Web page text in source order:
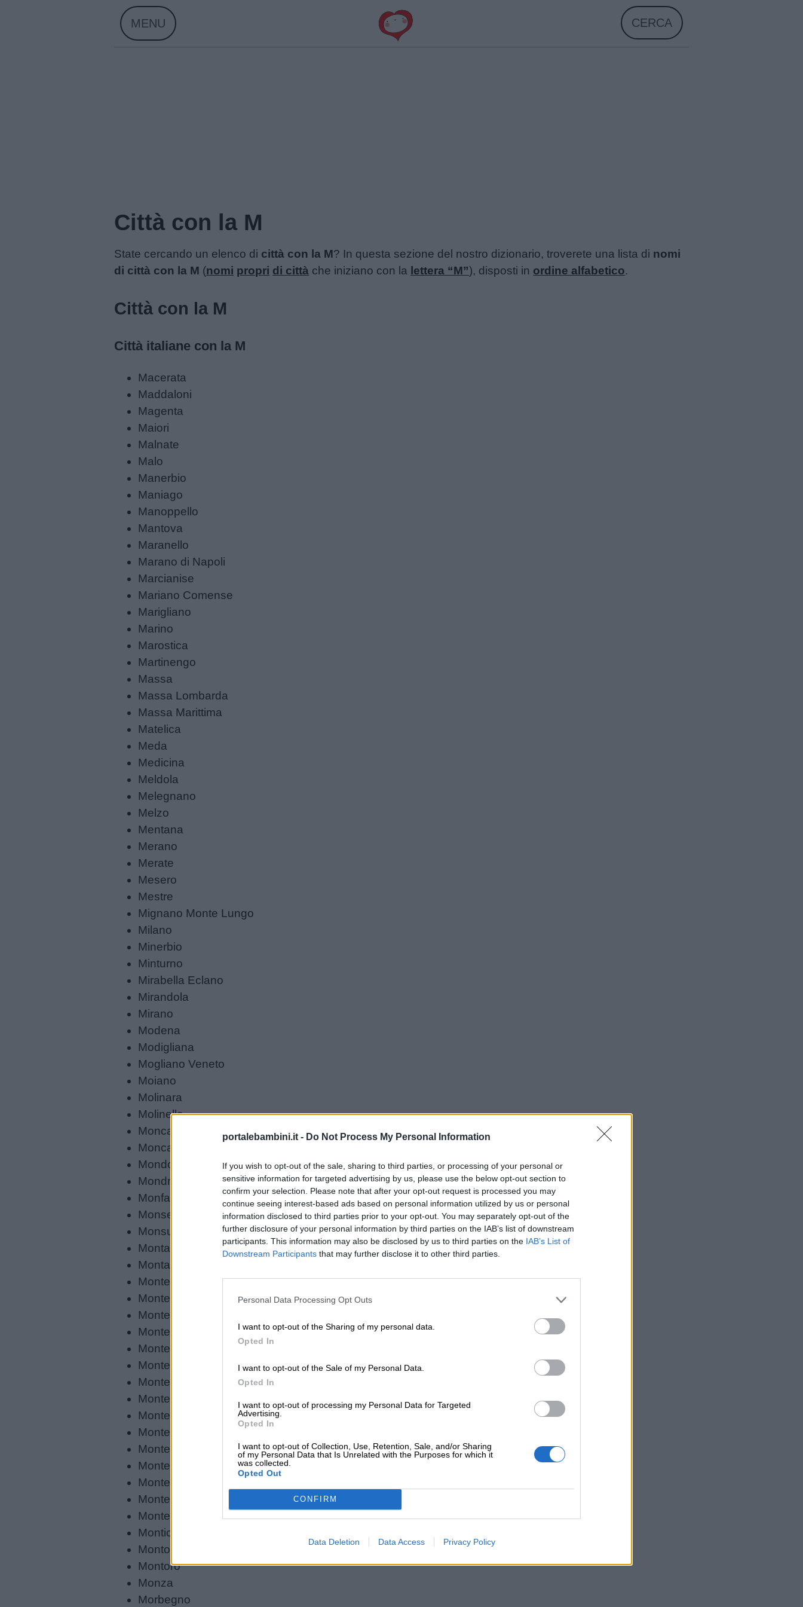
portalebambini.it - Do Not Process My Personal Information
If you wish to opt-out of the sale, sharing to third parties, or processing of your personal or
sensitive information for targeted advertising by us, please use the below opt-out section to
confirm your selection. Please note that after your opt-out request is processed you may
continue seeing interest-based ads based on personal information utilized by us or personal
information disclosed to third parties prior to your opt-out. You may separately opt-out of the
further disclosure of your personal information by third parties on the IAB’s list of downstream
participants. This information may also be disclosed by us to third parties on the IAB’s List of
Downstream Participants that may further disclose it to other third parties.
Personal Data Processing Opt Outs
I want to opt-out of the Sharing of my personal data.
Opted In
I want to opt-out of the Sale of my Personal Data.
Opted In
I want to opt-out of processing my Personal Data for Targeted
Advertising.
Opted In
I want to opt-out of Collection, Use, Retention, Sale, and/or Sharing
of my Personal Data that Is Unrelated with the Purposes for which it
was collected.
Opted Out
CONFIRM
Data Deletion Data Access Privacy Policy
MENU CERCA
Città con la M
State cercando un elenco di città con la M? In questa sezione del nostro dizionario, troverete una lista di nomi
di città con la M (nomi propri di città che iniziano con la lettera “M”), disposti in ordine alfabetico.
Città con la M
Città italiane con la M
Macerata
Maddaloni
Magenta
Maiori
Malnate
Malo
Manerbio
Maniago
Manoppello
Mantova
Maranello
Marano di Napoli
Marcianise
Mariano Comense
Marigliano
Marino
Marostica
Martinengo
Massa
Massa Lombarda
Massa Marittima
Matelica
Meda
Medicina
Meldola
Melegnano
Melzo
Mentana
Merano
Merate
Mesero
Mestre
Mignano Monte Lungo
Milano
Minerbio
Minturno
Mirabella Eclano
Mirandola
Mirano
Modena
Modigliana
Mogliano Veneto
Moiano
Molinara
Molinella
Moncalieri
Moncalvo
Mondovì
Mondragone
Monfalcone
Monselice
Monsummano Terme
Montagnana
Montalto delle Marche
Monte Porzio Catone
Monte San Savino
Montebbeluna
Montecassiano
Montecatini Terme
Montecchio Emilia
Montecchio Maggiore
Montefalco
Montegrotto Terme
Montepulciano
Montereale
Monterotondo
Montesarchio
Montesilvano
Montevarchi
Montichiari
Montopoli in Val d’Arno
Montoro
Monza
Morbegno